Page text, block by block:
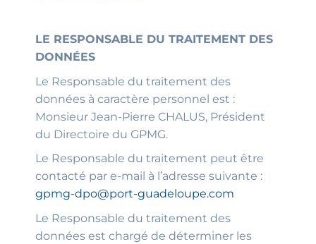
LE RESPONSABLE DU TRAITEMENT DES
DONNÉES
Le Responsable du traitement des
données à caractère personnel est :
Monsieur Jean-Pierre CHALUS, Président
du Directoire du GPMG.
Le Responsable du traitement peut être
contacté par e-mail à l’adresse suivante :
gpmg-dpo@port-guadeloupe.com
Le Responsable du traitement des
données est chargé de déterminer les